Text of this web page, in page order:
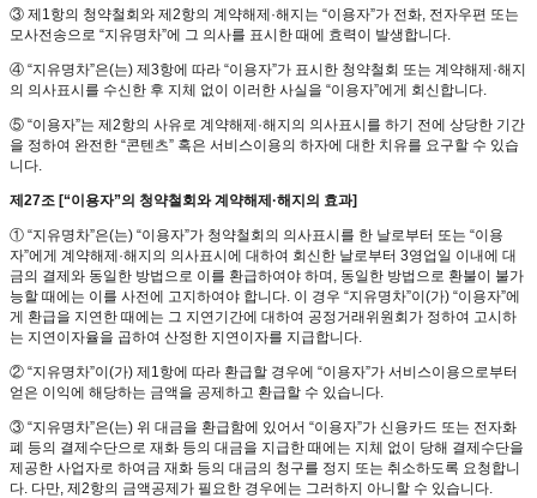
③ 제1항의 청약철회와 제2항의 계약해제·해지는 “이용자”가 전화, 전자우편 또는
모사전송으로 “지유명차”에 그 의사를 표시한 때에 효력이 발생합니다.
④ “지유명차”은(는) 제3항에 따라 “이용자”가 표시한 청약철회 또는 계약해제·해지
의 의사표시를 수신한 후 지체 없이 이러한 사실을 “이용자”에게 회신합니다.
⑤ “이용자”는 제2항의 사유로 계약해제·해지의 의사표시를 하기 전에 상당한 기간
을 정하여 완전한 “콘텐츠” 혹은 서비스이용의 하자에 대한 치유를 요구할 수 있습
니다.
제27조 [“이용자”의 청약철회와 계약해제·해지의 효과]
① “지유명차”은(는) “이용자”가 청약철회의 의사표시를 한 날로부터 또는 “이용
자”에게 계약해제·해지의 의사표시에 대하여 회신한 날로부터 3영업일 이내에 대
금의 결제와 동일한 방법으로 이를 환급하여야 하며, 동일한 방법으로 환불이 불가
능할 때에는 이를 사전에 고지하여야 합니다. 이 경우 “지유명차”이(가) “이용자”에
게 환급을 지연한 때에는 그 지연기간에 대하여 공정거래위원회가 정하여 고시하
는 지연이자율을 곱하여 산정한 지연이자를 지급합니다.
② “지유명차”이(가) 제1항에 따라 환급할 경우에 “이용자”가 서비스이용으로부터
얻은 이익에 해당하는 금액을 공제하고 환급할 수 있습니다.
③ “지유명차”은(는) 위 대금을 환급함에 있어서 “이용자”가 신용카드 또는 전자화
폐 등의 결제수단으로 재화 등의 대금을 지급한 때에는 지체 없이 당해 결제수단을
제공한 사업자로 하여금 재화 등의 대금의 청구를 정지 또는 취소하도록 요청합니
다. 다만, 제2항의 금액공제가 필요한 경우에는 그러하지 아니할 수 있습니다.